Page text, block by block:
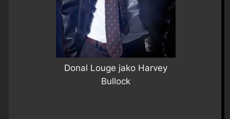
Donal Louge jako Harvey
Bullock